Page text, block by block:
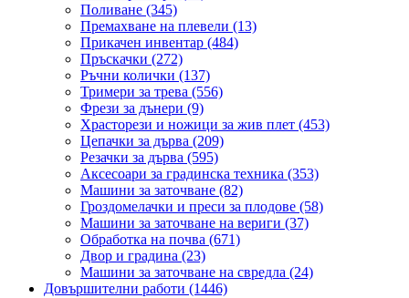
Поливане (345)
Премахване на плевели (13)
Прикачен инвентар (484)
Пръскачки (272)
Ръчни колички (137)
Тримери за трева (556)
Фрези за дънери (9)
Храсторези и ножици за жив плет (453)
Цепачки за дърва (209)
Резачки за дърва (595)
Аксесоари за градинска техника (353)
Машини за заточване (82)
Гроздомелачки и преси за плодове (58)
Машини за заточване на вериги (37)
Обработка на почва (671)
Двор и градина (23)
Машини за заточване на свредла (24)
Довършителни работи (1446)